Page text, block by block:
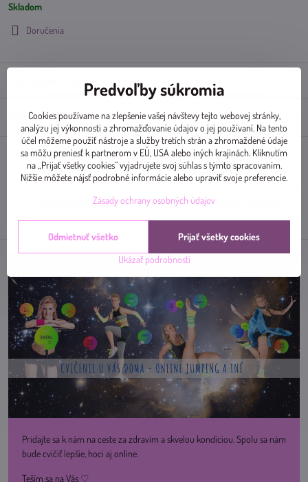
Skladom
Doručenia
Doplnkové informácie
Diskusia 0
FacebookTwitter BlueskyPinterestReddit LinkedInWhatsApp
E-
mail
Predchádzajúci produkt Nasledujúci produkt
Pridajte sa k nám na ceste za zdravím a skvelou kondíciou. Spolu sa nám
bude cvičiť lepšie, hoci aj online.
Teším sa na Vás ♡
Predvoľby súkromia
Cookies používame na zlepšenie vašej návštevy tejto webovej stránky,
analýzu jej výkonnosti a zhromažďovanie údajov o jej používaní. Na tento
účel môžeme použiť nástroje a služby tretích strán a zhromaždené údaje
sa môžu preniesť k partnerom v EÚ, USA alebo iných krajinách. Kliknutím
na „Prijať všetky cookies“ vyjadrujete svoj súhlas s týmto spracovaním.
Nižšie môžete nájsť podrobné informácie alebo upraviť svoje preferencie.
Zásady ochrany osobných údajov
Ukázať podrobnosti
Prijať všetky cookies
Odmietnuť všetko